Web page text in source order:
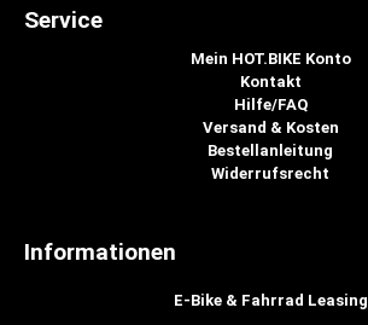
Service
Mein HOT.BIKE Konto
Kontakt
Hilfe/FAQ
Versand & Kosten
Bestellanleitung
Widerrufsrecht
Informationen
E-Bike & Fahrrad Leasing